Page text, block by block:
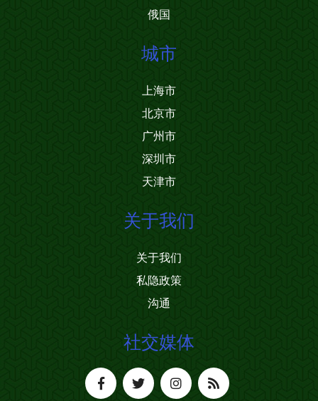
俄国
城市
上海市
北京市
广州市
深圳市
天津市
关于我们
关于我们
私隐政策
沟通
社交媒体